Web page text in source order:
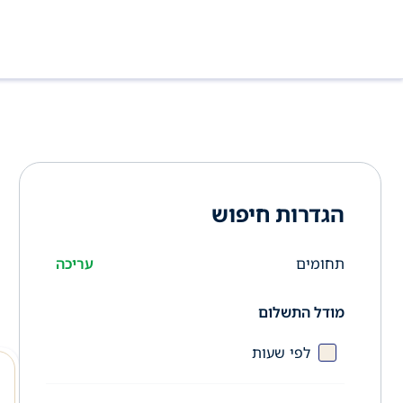
הגדרות חיפוש
תחומים עריכה
מודל התשלום
לפי שעות